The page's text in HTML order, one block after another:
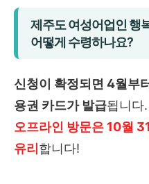
제주도 여성어업인 행
어떻게 수령하나요?
신청이 확정되면 4월부
용권 카드가 발급됩니다.
오프라인 방문은 10월
유리 합니다!